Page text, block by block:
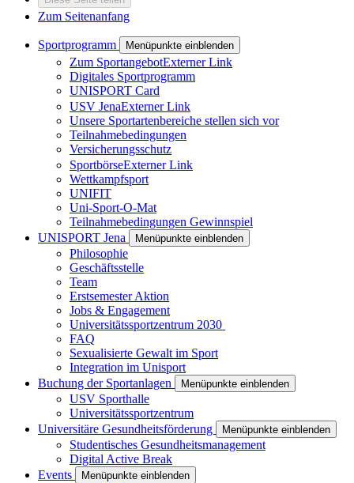
Zum Seitenanfang
Sportprogramm Menüpunkte einblenden
Zum SportangebotExterner Link
Digitales Sportprogramm
UNISPORT Card
USV JenaExterner Link
Unsere Sportartenbereiche stellen sich vor
Teilnahmebedingungen
Versicherungsschutz
SportbörseExterner Link
Wettkampfsport
UNIFIT
Uni-Sport-O-Mat
Teilnahmebedingungen Gewinnspiel
UNISPORT Jena
Menüpunkte einblenden
Philosophie
Geschäftsstelle
Team
Erstsemester Aktion
Jobs & Engagement
Universitätssportzentrum 2030
FAQ
Sexualisierte Gewalt im Sport
Integration im Unisport
Buchung der Sportanlagen
Menüpunkte einblenden
USV Sporthalle
Universitätssportzentrum
Universitäre Gesundheitsförderung
Menüpunkte einblenden
Studentisches Gesundheitsmanagement
Digital Active Break
Events
Menüpunkte einblenden